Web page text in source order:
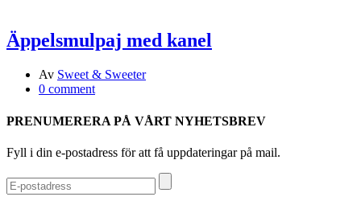
Äppelsmulpaj med kanel
Av Sweet & Sweeter
0 comment
PRENUMERERA PÅ VÅRT NYHETSBREV
Fyll i din e-postadress för att få uppdateringar på mail.